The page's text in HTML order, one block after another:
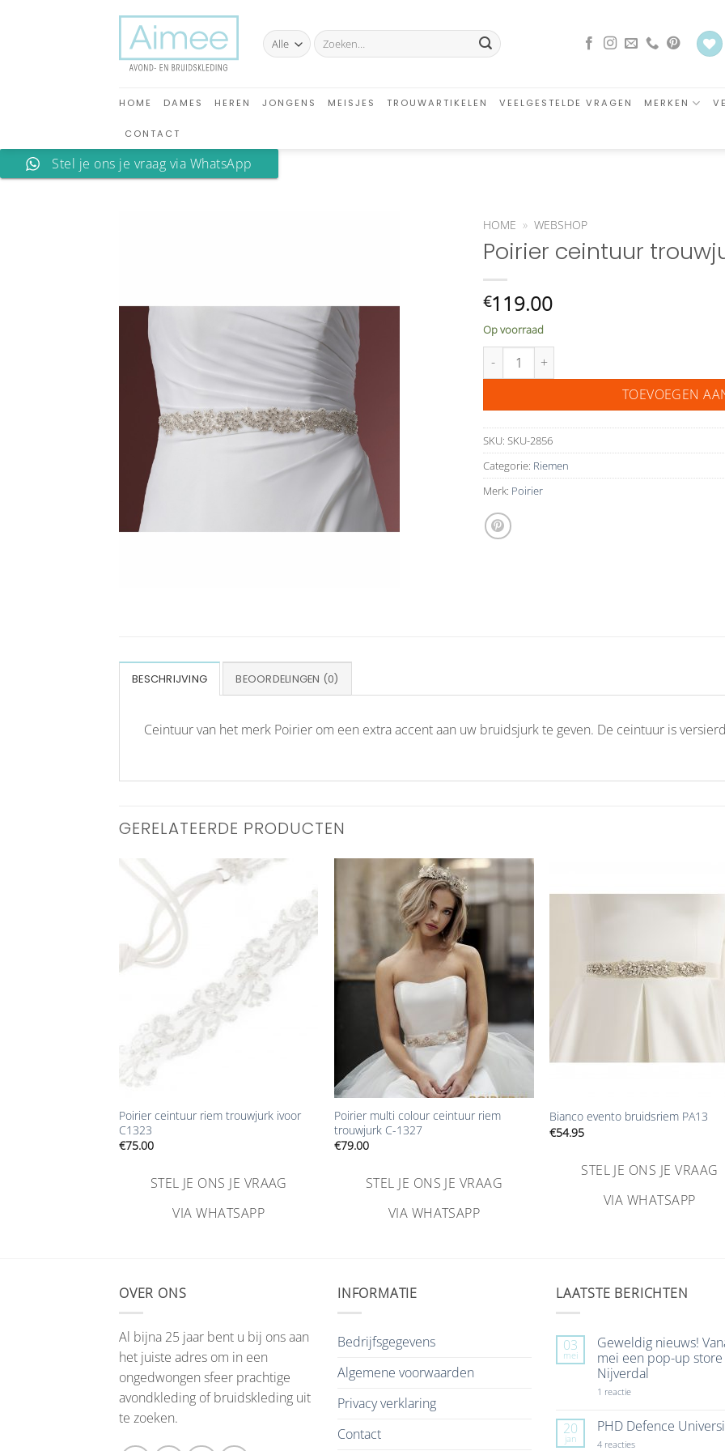
Zoeken
naar:
HOME DAMES HEREN JONGENS MEISJES TROUWARTIKELEN VEELGESTELDE VRAGEN MERKEN
CONTACT
Stel je ons je vraag via WhatsApp
HOME » WEBSHOP
Poirier ceintuur
€119.00
Op voorraad
Poirier ceintuur trouwjurk C 1525 aantal
TOEVOEGEN
SKU: SKU-2856
Categorie: Riemen
Merk: Poirier
BESCHRIJVING BEOORDELINGEN (0)
Ceintuur van het merk Poirier om een extra accent aan uw bruidsjurk te geven. De ceintuur is
GERELATEERDE PRODUCTEN
verlanglijst
toevoegen
+
Poirier ceintuur riem trouwjurk ivoor
C1323
€75.00
STEL JE ONS JE VRAAG
VIA WHATSAPP
Aan
toevoegen
+
Poirier multi colour ceintuur riem
trouwjurk C-1327
€79.00
STEL JE ONS JE VRAAG
VIA WHATSAPP
Bianco evento bruidsriem PA13
€54.95
STEL JE ONS JE VRAAG
VIA WHATSAPP
OVER ONS
Al bijna 25 jaar bent u bij ons aan
het juiste adres om in een
ongedwongen sfeer prachtige
avondkleding of bruidskleding uit
te zoeken.
INFORMATIE
Bedrijfsgegevens
Algemene voorwaarden
Privacy verklaring
Contact
LAATSTE BERICHTEN
03
mei
Geweldig nieuws!
mei een pop-up store
Nijverdal
1 reactieop
Vanaf
7
mei
20
jan
PHD Defence
4 reactiesop